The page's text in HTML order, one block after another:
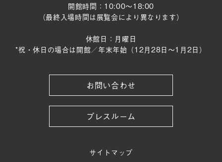
開館時間：10:00～18:00
（最終入場時間は展覧会により異なります）
休館日：月曜日
*祝・休日の場合は開館／年末年始（12月28日〜1月2日）
お問い合わせ
プレスルーム
サイトマップ